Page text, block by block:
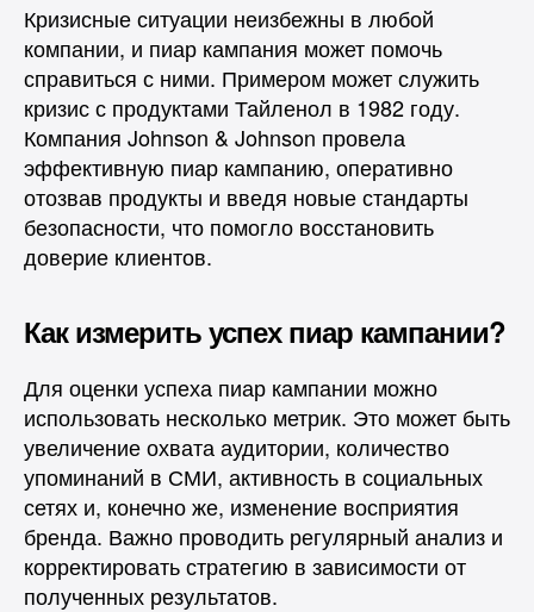
Кризисные ситуации неизбежны в любой
компании, и пиар кампания может помочь
справиться с ними. Примером может служить
кризис с продуктами Тайленол в 1982 году.
Компания Johnson & Johnson провела
эффективную пиар кампанию, оперативно
отозвав продукты и введя новые стандарты
безопасности, что помогло восстановить
доверие клиентов.
Как измерить успех пиар кампании?
Для оценки успеха пиар кампании можно
использовать несколько метрик. Это может быть
увеличение охвата аудитории, количество
упоминаний в СМИ, активность в социальных
сетях и, конечно же, изменение восприятия
бренда. Важно проводить регулярный анализ и
корректировать стратегию в зависимости от
полученных результатов.